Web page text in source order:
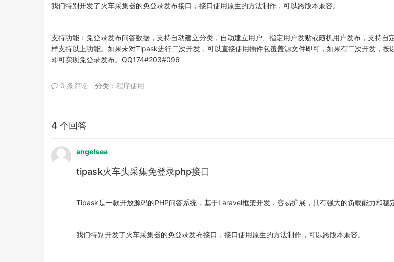
我们特别开发了火车采集器的免登录发布接口，接口使用原生的方法制作，可以跨版本兼容。
支持功能：免登录发布问答数据，支持自动建立分类，自动建立用户、指定用户发贴或随机用户发布，支持自
样支持以上功能。如果未对Tipask进行二次开发，可以直接使用插件包覆盖源文件即可，如果有二次开发，按
即可实现免登录发布。QQ174#203#096
0 条评论 分类： 程序使用
4 个回答
angelsea
tipask火车头采集免登录php接口
Tipask是一款开放源码的PHP问答系统，基于Laravel框架开发，容易扩展，具有强大的负载能力和稳
我们特别开发了火车采集器的免登录发布接口，接口使用原生的方法制作，可以跨版本兼容。